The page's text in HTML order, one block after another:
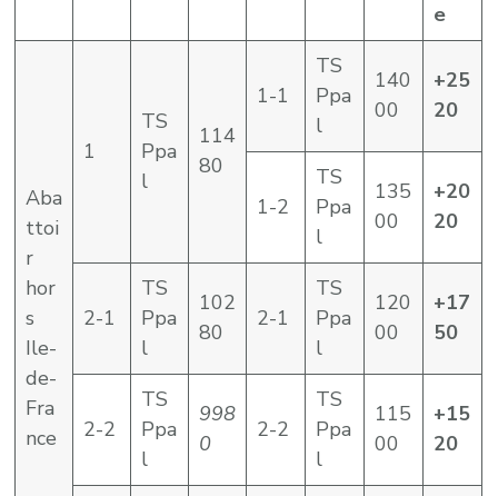
e
Aba
ttoi
r
hor
s
Ile-
de-
Fra
nce
1
TS
Ppa
l
114
80
1-1
TS
Ppa
l
140
00
+25
20
1-2
TS
Ppa
l
135
00
+20
20
2-1
TS
Ppa
l
102
80
2-1
TS
Ppa
l
120
00
+17
50
2-2
TS
Ppa
l
998
0
2-2
TS
Ppa
l
115
00
+15
20